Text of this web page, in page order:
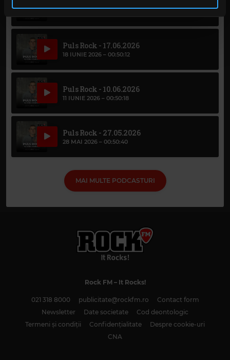
în urma folosirii serviciilor lor. În cazul în care alegeți să
continuați să utilizați website-ul nostru, sunteți de acord
cu utilizarea modulelor noastre cookie.
25 IUNIE 2026 –00:48:49
Puls Rock - 17.06.2026
18 IUNIE 2026 – 00:50:12
Puls Rock - 10.06.2026
11 IUNIE 2026 – 00:50:18
Puls Rock - 27.05.2026
28 MAI 2026 – 00:50:40
MAI MULTE PODCASTURI
Rock FM– It Rocks!
021 318 8000 publicitate@rockfm.ro
Contact form
Newsletter
Date societate
Cod deontologic
Termeni și condiții
Confidențialitate
Despre cookie-uri
CNA